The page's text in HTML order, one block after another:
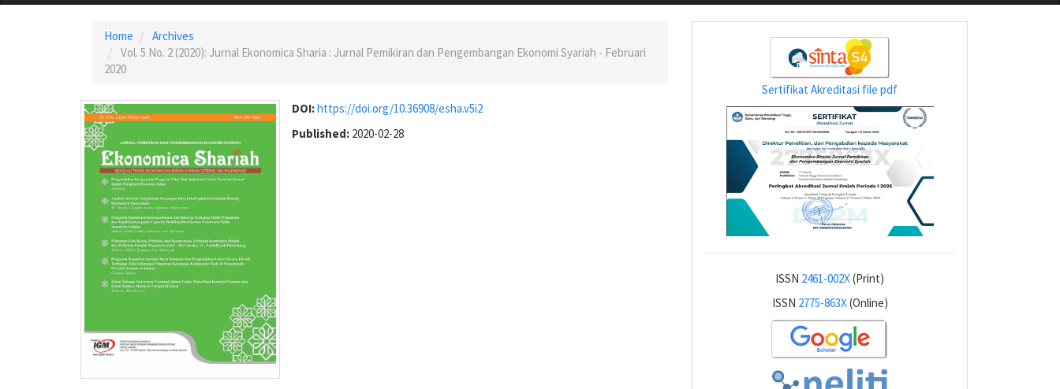
Home
Archives
Vol. 5 No. 2 (2020): Jurnal Ekonomica Sharia : Jurnal Pemikiran dan Pengembangan Ekonomi Syariah - Februari
2020
DOI:https://doi.org/10.36908/esha.v5i2
Published: 2020-02-28
Sertifikat Akreditasi file pdf
ISSN 2461-002X (Print)
ISSN 2775-863X(Online)